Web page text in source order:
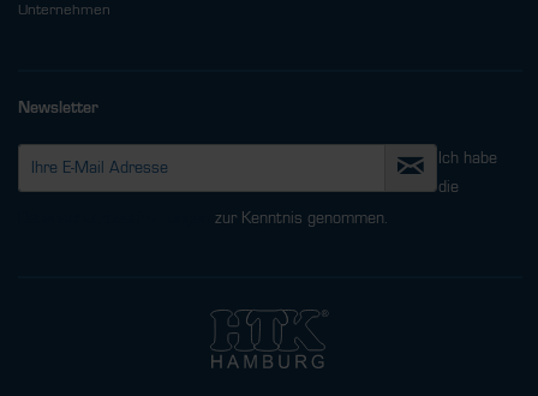
Unternehmen
Newsletter
Ich habe
die
zur Kenntnis genommen.